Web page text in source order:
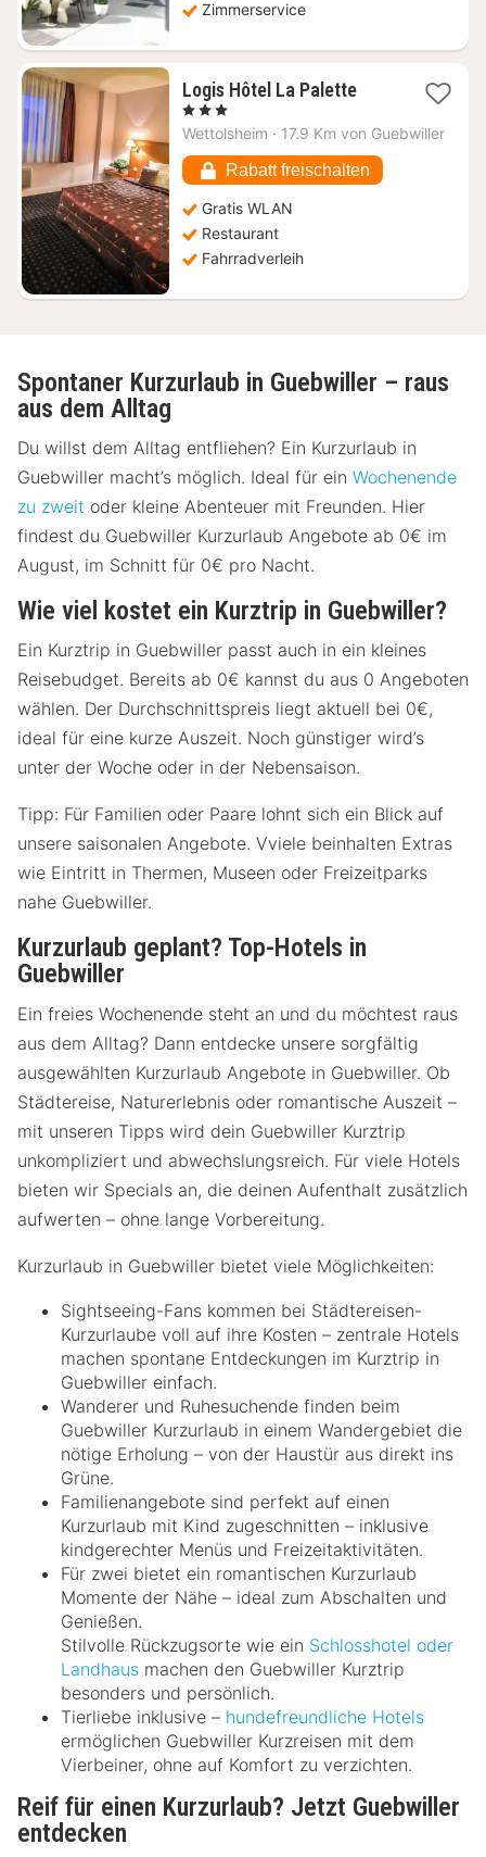
Zimmerservice
Logis Hôtel La Palette1
ab
€
, 3 Sterne
Wettolsheim · 17.9 Km von Guebwiller
Rabatt freischalten
Gratis WLAN
Restaurant
Fahrradverleih
Spontaner Kurzurlaub in Guebwiller – raus
aus dem Alltag
Du willst dem Alltag entfliehen? Ein Kurzurlaub in
Guebwiller macht’s möglich. Ideal für ein Wochenende
zu zweit oder kleine Abenteuer mit Freunden. Hier
findest du Guebwiller Kurzurlaub Angebote ab 0€ im
August, im Schnitt für 0€ pro Nacht.
Wie viel kostet ein Kurztrip in Guebwiller?
Ein Kurztrip in Guebwiller passt auch in ein kleines
Reisebudget. Bereits ab 0€ kannst du aus 0 Angeboten
wählen. Der Durchschnittspreis liegt aktuell bei 0€,
ideal für eine kurze Auszeit. Noch günstiger wird’s
unter der Woche oder in der Nebensaison.
Tipp: Für Familien oder Paare lohnt sich ein Blick auf
unsere saisonalen Angebote. Vviele beinhalten Extras
wie Eintritt in Thermen, Museen oder Freizeitparks
nahe Guebwiller.
Kurzurlaub geplant? Top-Hotels in
Guebwiller
Ein freies Wochenende steht an und du möchtest raus
aus dem Alltag? Dann entdecke unsere sorgfältig
ausgewählten Kurzurlaub Angebote in Guebwiller. Ob
Städtereise, Naturerlebnis oder romantische Auszeit –
mit unseren Tipps wird dein Guebwiller Kurztrip
unkompliziert und abwechslungsreich. Für viele Hotels
bieten wir Specials an, die deinen Aufenthalt zusätzlich
aufwerten – ohne lange Vorbereitung.
Kurzurlaub in Guebwiller bietet viele Möglichkeiten:
Sightseeing-Fans kommen bei Städtereisen-
Kurzurlaube voll auf ihre Kosten – zentrale Hotels
machen spontane Entdeckungen im Kurztrip in
Guebwiller einfach.
Wanderer und Ruhesuchende finden beim
Guebwiller Kurzurlaub in einem Wandergebiet die
nötige Erholung – von der Haustür aus direkt ins
Grüne.
Familienangebote sind perfekt auf einen
Kurzurlaub mit Kind zugeschnitten – inklusive
kindgerechter Menüs und Freizeitaktivitäten.
Für zwei bietet ein romantischen Kurzurlaub
Momente der Nähe – ideal zum Abschalten und
Genießen.
Stilvolle Rückzugsorte wie ein Schlosshotel oder
Landhaus machen den Guebwiller Kurztrip
besonders und persönlich.
Tierliebe inklusive – hundefreundliche Hotels
ermöglichen Guebwiller Kurzreisen mit dem
Vierbeiner, ohne auf Komfort zu verzichten.
Reif für einen Kurzurlaub? Jetzt Guebwiller
entdecken